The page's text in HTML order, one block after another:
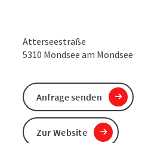
Atterseestraße
5310 Mondsee am Mondsee
Anfrage senden
Zur Website